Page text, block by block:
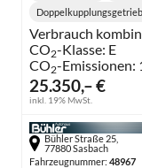
25.350,– €
inkl. 19% MwSt.
Verbrauch
CO2-Klasse: E
CO2-Emissionen:
Bühler Straße 25,
77880 Sasbach
Fahrzeugnummer: 48967